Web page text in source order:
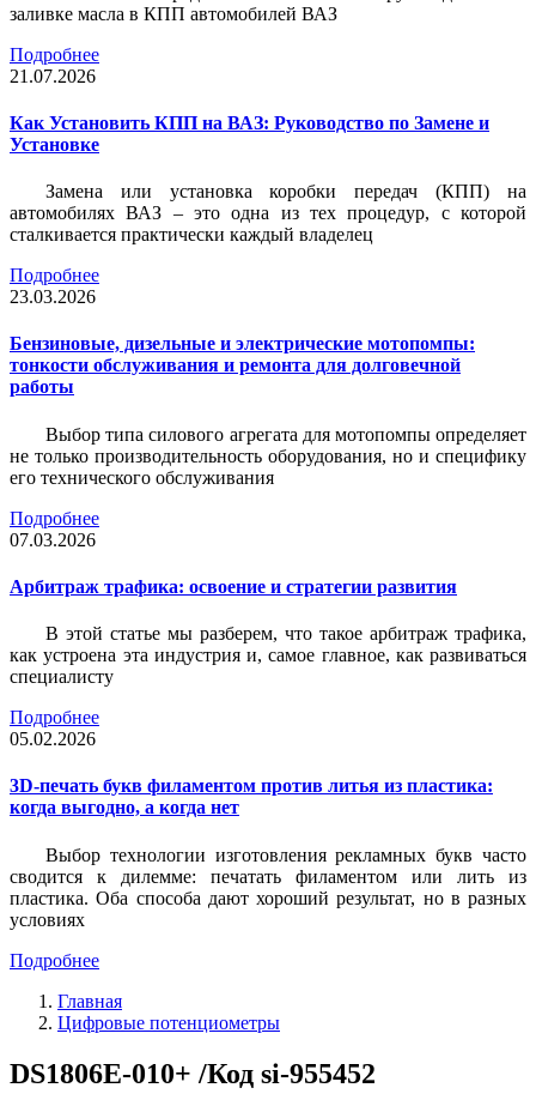
заливке масла в КПП автомобилей ВАЗ
Подробнее
21.07.2026
Как Установить КПП на ВАЗ: Руководство по Замене и
Установке
Замена или установка коробки передач (КПП) на
автомобилях ВАЗ – это одна из тех процедур, с которой
сталкивается практически каждый владелец
Подробнее
23.03.2026
Бензиновые, дизельные и электрические мотопомпы:
тонкости обслуживания и ремонта для долговечной
работы
Выбор типа силового агрегата для мотопомпы определяет
не только производительность оборудования, но и специфику
его технического обслуживания
Подробнее
07.03.2026
Арбитраж трафика: освоение и стратегии развития
В этой статье мы разберем, что такое арбитраж трафика,
как устроена эта индустрия и, самое главное, как развиваться
специалисту
Подробнее
05.02.2026
3D-печать букв филаментом против литья из пластика:
когда выгодно, а когда нет
Выбор технологии изготовления рекламных букв часто
сводится к дилемме: печатать филаментом или лить из
пластика. Оба способа дают хороший результат, но в разных
условиях
Подробнее
Главная
Цифровые потенциометры
DS1806E-010+ /Код si-955452